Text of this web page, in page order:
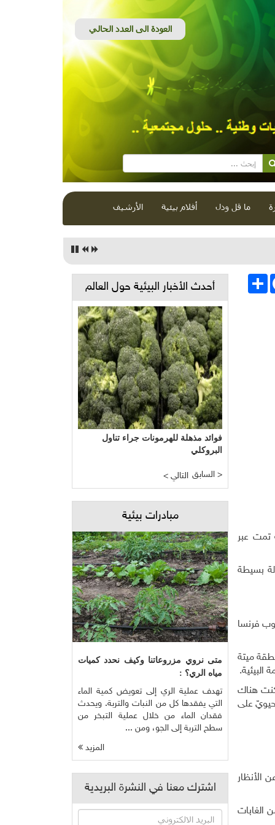
ما قل ودل أفلام بيئية الأرشيف
انشر
تمت عبر
بسيطة
فرنسا
ميتة
البيئية.
كنت هناك
(40 عاما) انخفض التنوع الحيويّ على
الأنظار
الغابات
أحدث الأخبار البيئية حول العالم
فوائد مذهلة للهرمونات جراء تناول
البروكلي
< التالي السابق >
مبادرات بيئية
متى نروي مزروعاتنا وكيف نحدد كميات
مياه الري؟ :
تهدف عملية الري إلى تعويض كمية الماء
التي يفقدها كل من النبات والتربة. ويحدث
فقدان الماء من خلال عملية التبخر من
سطح التربة إلى الجو، ومن ...
المزيد
اشترك معنا في النشرة البريدية